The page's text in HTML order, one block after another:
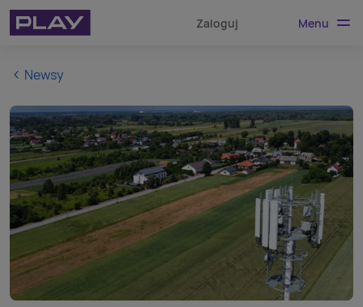
Zaloguj Menu
Newsy